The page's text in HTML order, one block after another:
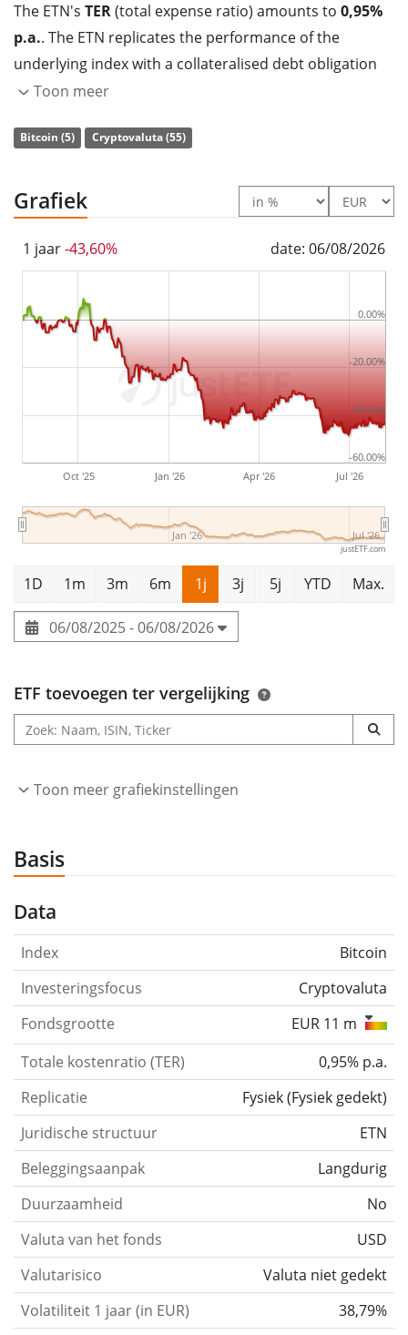
The ETN's TER(total expense ratio) amounts to 0,95%
p.a.. The ETN replicates the performance of the
underlying index with a collateralised debt obligation
which is backed by physical holdings
11m Euro assets under management. The ETN was
launched on 15 april 2021
domiciled in
Toon meer
Bitcoin (5) Cryptovaluta (55)
Grafiek
1 jaar-43,60% date: 06/08/2026
Oct '25 Jan '26 Apr '26 Jul '26
Jan '26 Jul '26
-60.00%
-40.00%
-20.00%
0.00%
justETF.com
1D 1m 3m 6m 1j 3j 5j YTD Max.
06/08/2025 - 06/08/2026
ETF toevoegen ter vergelijking
Toon meer grafiekinstellingen
Basis
Data
Index
Bitcoin
Investeringsfocus
Cryptovaluta
Fondsgrootte
EUR 11 m
Totale kostenratio (TER)
0,95% p.a.
Replicatie
Fysiek(Fysiek gedekt)
Juridische structuur
ETN
Beleggingsaanpak
Langdurig
Duurzaamheid
No
Valuta van het fonds
USD
Valutarisico
Valuta niet gedekt
Volatiliteit 1 jaar (in EUR)
38,79%